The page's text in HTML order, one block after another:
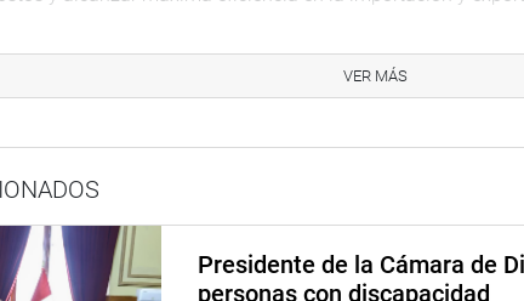
y Bolivia, que tengan como destino la zona oeste de EE.
y la selva de Brasil. Además, la carretera
e Ilo, con la ciudad de Arequipa en el tramo hacia Yura-
Jhonan Flores Villegas (PP) afirmó que hay interés por
potenciar las actividades económicas entre ambos países, lo
VER MÁS
Presidente de la Cámara de
personas con discapacidad